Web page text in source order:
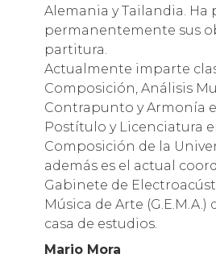
Alemania y Tailandia. Ha
permanentemente sus
partitura.
Actualmente imparte
Composición, Análisis
Contrapunto y Armonía
Postítulo y Licenciatura
Composición de la
además es el actual
Gabinete de
Música de Arte (G.E.M.A.)
casa de estudios.
Mario Mora